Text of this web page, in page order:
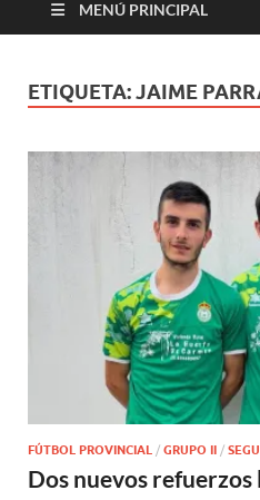
MENÚ PRINCIPAL
ETIQUETA:JAIME
FÚTBOL PROVINCIAL / GRUPO II /
Dos nuevos